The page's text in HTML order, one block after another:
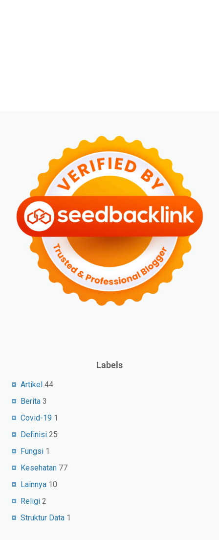
Labels
Artikel 44
Berita 3
Covid-19 1
Definisi 25
Fungsi 1
Kesehatan 77
Lainnya 10
Religi 2
Struktur Data 1